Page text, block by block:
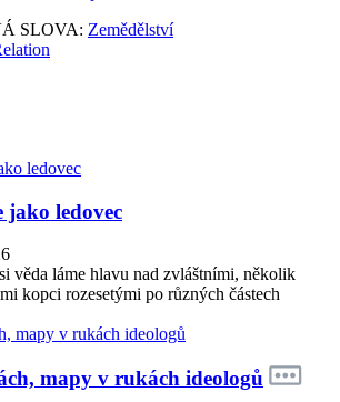
SLOVA: Zemědělství
jako ledovec
věda láme hlavu nad zvláštními, několik
kopci rozesetými po různých částech
mapy v rukách ideologů